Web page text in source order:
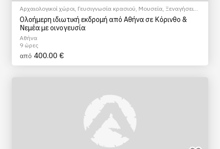
Αρχαιολογικοί χώροι, Γευσιγνωσία κρασιού, Μουσεία, Ξεναγήσεις/
Αξιοθέατα
Ολοήμερη ιδιωτική εκδρομή από Αθήνα σε Κόρινθο &
Νεμέα με οινογευσία
Αθήνα
9 ώρες
από 400.00 €